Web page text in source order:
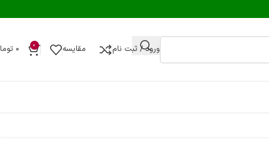
ورود / ثبت نام مقایسه 0 ۰